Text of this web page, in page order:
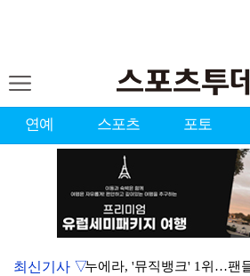
연예 스포츠 포토
최신기사 ▽